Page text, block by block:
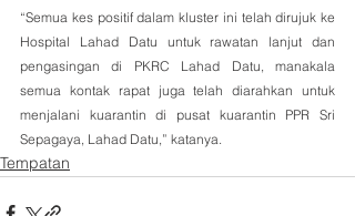
“Semua kes positif dalam kluster ini telah dirujuk ke
Hospital Lahad Datu untuk rawatan lanjut dan
pengasingan di PKRC Lahad Datu, manakala
semua kontak rapat juga telah diarahkan untuk
menjalani kuarantin di pusat kuarantin PPR Sri
Sepagaya, Lahad Datu,” katanya.
Tempatan